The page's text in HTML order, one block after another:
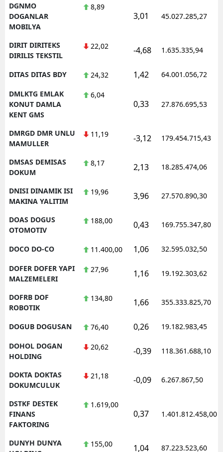
DGNMO
DOGANLAR
MOBILYA
8,89
3,01 45.027.285,27
DIRIT DIRITEKS
DIRILIS TEKSTIL
22,02 -4,68 1.635.335,94
DITAS DITAS BDY 24,32 1,42 64.001.056,72
DMLKTG EMLAK
KONUT DAMLA
KENT GMS
6,04
0,33 27.876.695,53
DMRGD DMR UNLU
MAMULLER
11,19 -3,12 179.454.715,43
DMSAS DEMISAS
DOKUM
8,17 2,13 18.285.474,06
DNISI DINAMIK ISI
MAKINA YALITIM
19,96 3,96 27.570.890,30
DOAS DOGUS
OTOMOTIV
188,00 0,43 169.755.347,80
DOCO DO-CO 11.400,00 1,06 32.595.032,50
DOFER DOFER YAPI
MALZEMELERI
27,96 1,16 19.192.303,62
DOFRB DOF
ROBOTIK
134,80 1,66 355.333.825,70
DOGUB DOGUSAN 76,40 0,26 19.182.983,45
DOHOL DOGAN
HOLDING
20,62 -0,39 118.361.688,10
DOKTA DOKTAS
DOKUMCULUK
21,18 -0,09 6.267.867,50
DSTKF DESTEK
FINANS
FAKTORING
1.619,00
0,37 1.401.812.458,00
DUNYH DUNYA
155,00 1,04 87.223.523,60